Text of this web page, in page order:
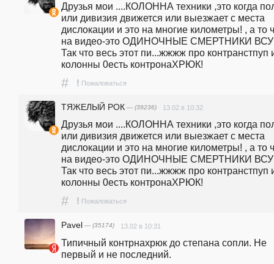
Друзья мои ....КОЛОННА техники ,это когда
или дивизия движется или выезжает с места
дислокации и это на многие километры! , а то
на видео-это ОДИНОЧНЫЕ СМЕРТНИКИ ВСУ
Так что весь этот пи...жжжж про контранстпуп
колонны 0есть контронаХРЮК!
# ! Пожаловаться
ТЯЖЕЛЫЙ РОК — (39236) 13.02 в 10:32
Друзья мои ....КОЛОННА техники ,это когда
или дивизия движется или выезжает с места
дислокации и это на многие километры! , а то
на видео-это ОДИНОЧНЫЕ СМЕРТНИКИ ВСУ
Так что весь этот пи...жжжж про контранстпуп
колонны 0есть контронаХРЮК!
# ! Пожаловаться
Pavel — (35174) 13.02 в 10:31
Типичный контрнахрюк до степана сопли. Не
первый и не последний.